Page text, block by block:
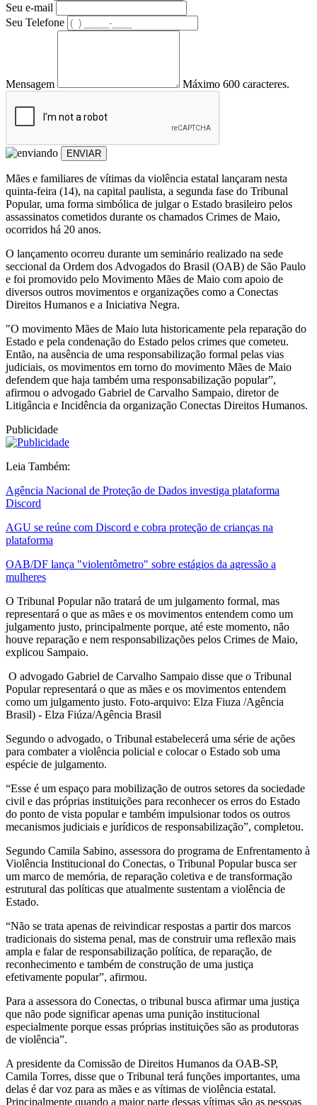
Seu e-mail
Seu Telefone
Mensagem Máximo 600 caracteres.
ENVIAR
Mães e familiares de vítimas da violência estatal lançaram nesta
quinta-feira (14), na capital paulista, a segunda fase do Tribunal
Popular, uma forma simbólica de julgar o Estado brasileiro pelos
assassinatos cometidos durante os chamados Crimes de Maio,
ocorridos há 20 anos.
O lançamento ocorreu durante um seminário realizado na sede
seccional da Ordem dos Advogados do Brasil (OAB) de São Paulo
e foi promovido pelo Movimento Mães de Maio com apoio de
diversos outros movimentos e organizações como a Conectas
Direitos Humanos e a Iniciativa Negra.
"O movimento Mães de Maio luta historicamente pela reparação do
Estado e pela condenação do Estado pelos crimes que cometeu.
Então, na ausência de uma responsabilização formal pelas vias
judiciais, os movimentos em torno do movimento Mães de Maio
defendem que haja também uma responsabilização popular”,
afirmou o advogado Gabriel de Carvalho Sampaio, diretor de
Litigância e Incidência da organização Conectas Direitos Humanos.
Publicidade
Leia Também:
Agência Nacional de Proteção de Dados investiga plataforma
Discord
AGU se reúne com Discord e cobra proteção de crianças na
plataforma
OAB/DF lança "violentômetro" sobre estágios da agressão a
mulheres
O Tribunal Popular não tratará de um julgamento formal, mas
representará o que as mães e os movimentos entendem como um
julgamento justo, principalmente porque, até este momento, não
houve reparação e nem responsabilizações pelos Crimes de Maio,
explicou Sampaio.
O advogado Gabriel de Carvalho Sampaio disse que o Tribunal
Popular representará o que as mães e os movimentos entendem
como um julgamento justo. Foto-arquivo: Elza Fiuza /Agência
Brasil) - Elza Fiúza/Agência Brasil
Segundo o advogado, o Tribunal estabelecerá uma série de ações
para combater a violência policial e colocar o Estado sob uma
espécie de julgamento.
“Esse é um espaço para mobilização de outros setores da sociedade
civil e das próprias instituições para reconhecer os erros do Estado
do ponto de vista popular e também impulsionar todos os outros
mecanismos judiciais e jurídicos de responsabilização”, completou.
Segundo Camila Sabino, assessora do programa de Enfrentamento à
Violência Institucional do Conectas, o Tribunal Popular busca ser
um marco de memória, de reparação coletiva e de transformação
estrutural das políticas que atualmente sustentam a violência de
Estado.
“Não se trata apenas de reivindicar respostas a partir dos marcos
tradicionais do sistema penal, mas de construir uma reflexão mais
ampla e falar de responsabilização política, de reparação, de
reconhecimento e também de construção de uma justiça
efetivamente popular”, afirmou.
Para a assessora do Conectas, o tribunal busca afirmar uma justiça
que não pode significar apenas uma punição institucional
especialmente porque essas próprias instituições são as produtoras
de violência”.
A presidente da Comissão de Direitos Humanos da OAB-SP,
Camila Torres, disse que o Tribunal terá funções importantes, uma
delas é dar voz para as mães e as vítimas de violência estatal.
Principalmente quando a maior parte dessas vítimas são as pessoas